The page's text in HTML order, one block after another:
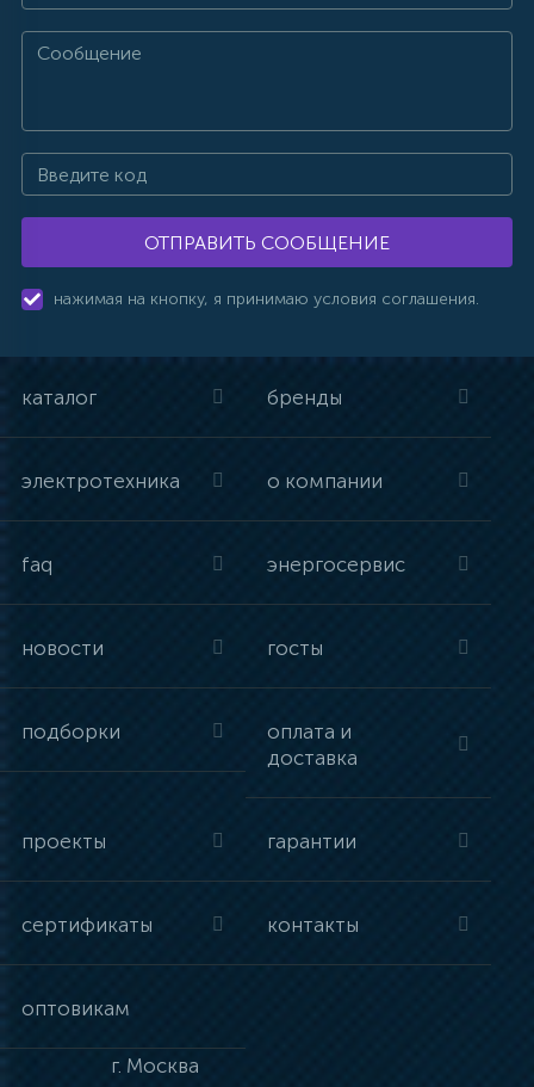
ОТПРАВИТЬ СООБЩЕНИЕ
нажимая на кнопку, я принимаю условия соглашения.
каталог бренды
электротехника о компании
faq энергосервис
новости госты
подборки
оплата и
доставка
проекты гарантии
сертификаты контакты
оптовикам
г. Москва